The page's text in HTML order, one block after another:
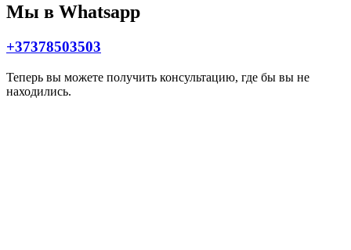
Мы в Whatsapp
+37378503503
Теперь вы можете получить консультацию, где бы вы не
находились.